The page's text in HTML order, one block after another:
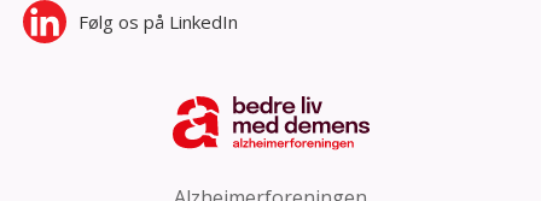
Følg os på LinkedIn